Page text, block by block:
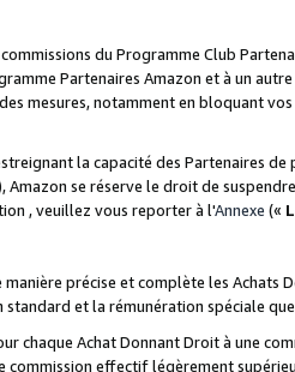
du Programme Club
Partenaires Amazon et à un
mesures, notamment en bloquant
la capacité des Partenaires
se réserve le droit de
, veuillez vous reporter à l'Annexe («
précise et complète les Achats
et la rémunération spéciale
chaque Achat Donnant Droit à une
commission effectif légèrement